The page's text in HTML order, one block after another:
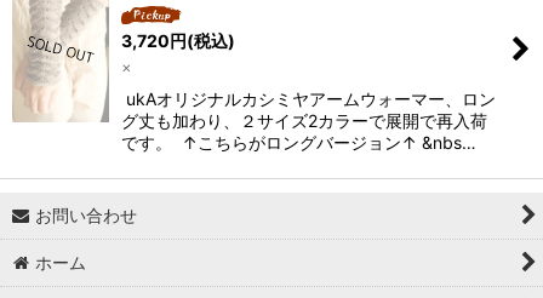
3,720円(税込)
×
ukAオリジナルカシミヤアームウォーマー、ロン
グ丈も加わり、２サイズ2カラーで展開で再入荷
です。 ↑こちらがロングバージョン↑ &nbs…
お問い合わせ
ホーム